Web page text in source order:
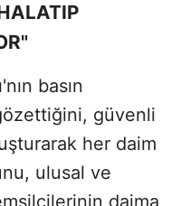
basın
güvenli
her daim
ulusal ve